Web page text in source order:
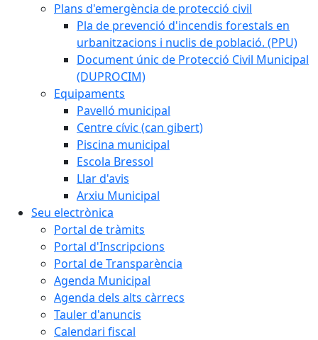
Plans d'emergència de protecció civil
Pla de prevenció d'incendis forestals en
urbanitzacions i nuclis de població. (PPU)
Document únic de Protecció Civil Municipal
(DUPROCIM)
Equipaments
Pavelló municipal
Centre cívic (can gibert)
Piscina municipal
Escola Bressol
Llar d'avis
Arxiu Municipal
Seu electrònica
Portal de tràmits
Portal d'Inscripcions
Portal de Transparència
Agenda Municipal
Agenda dels alts càrrecs
Tauler d'anuncis
Calendari fiscal